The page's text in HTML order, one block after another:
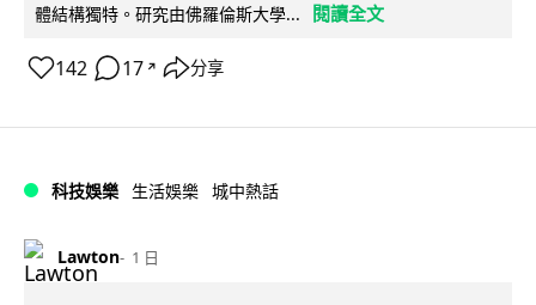
體結構獨特。研究由佛羅倫斯大學...
閱讀全文
142 17 ↗ 分享
科技娛樂 生活娛樂 城中熱話
Lawton 1 日